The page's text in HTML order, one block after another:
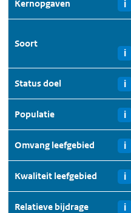
Kernopgaven i
Soort
i
Status doel i
Populatie i
Omvang leefgebied i
Kwaliteit leefgebied i
Relatieve bijdrage i